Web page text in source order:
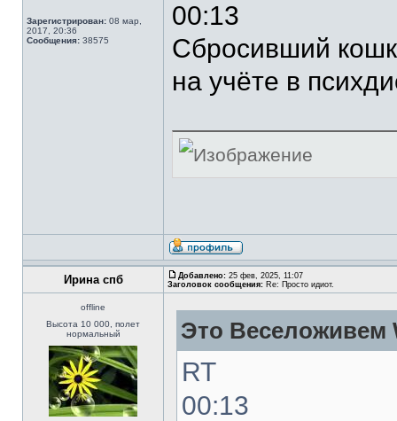
Зарегистрирован: 08 мар,
2017, 20:36
Сообщения: 38575
00:13
Сбросивший
на учёте в
Ирина спб Добавлено: 25 фев, 2025, 11:07
Заголовок сообщения: Re: Просто идиот.
offline
Высота 10 000, полет
нормальный
Это Веселоживем
RT
00:13